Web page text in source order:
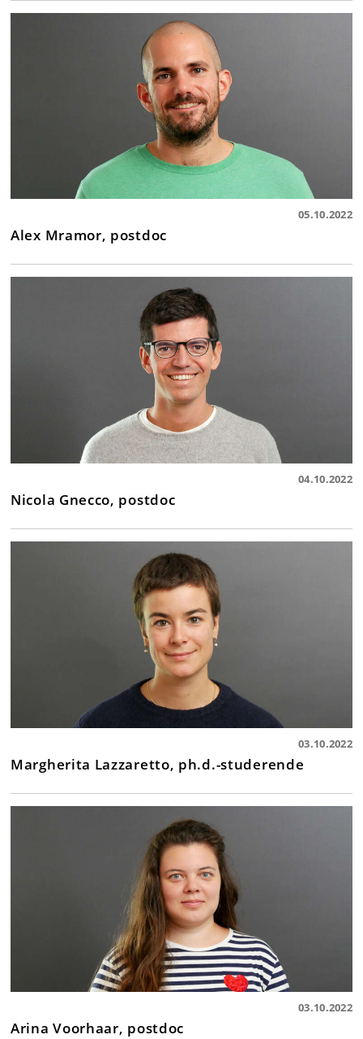
05.10.2022
Alex Mramor, postdoc
04.10.2022
Nicola Gnecco, postdoc
03.10.2022
Margherita Lazzaretto, ph.d.-studerende
03.10.2022
Arina Voorhaar, postdoc